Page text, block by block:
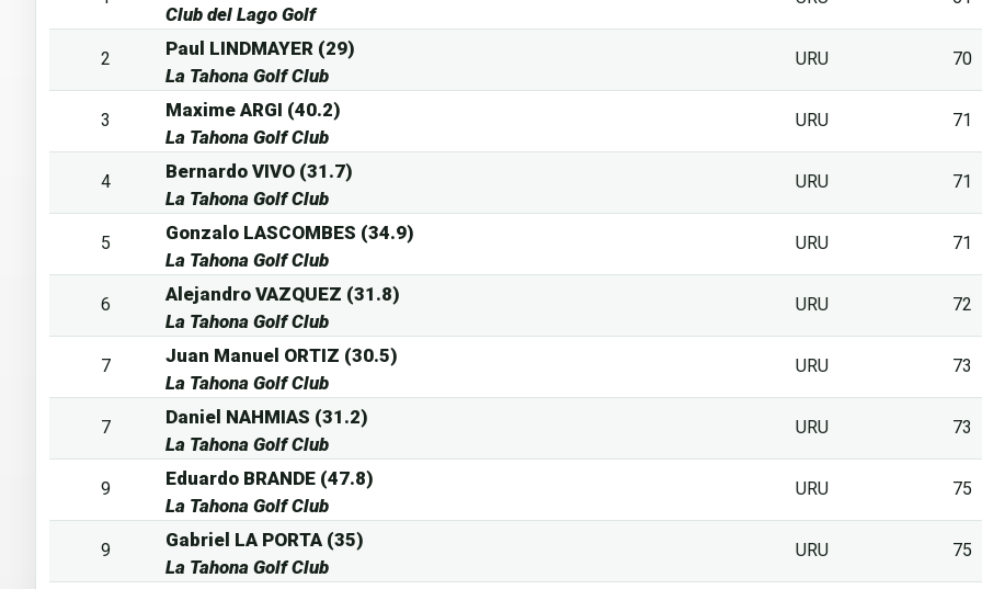
Club del Lago Golf
2
Paul LINDMAYER (29)
La Tahona Golf Club
URU 70
3
Maxime ARGI (40.2)
La Tahona Golf Club
URU 71
4
Bernardo VIVO (31.7)
La Tahona Golf Club
URU 71
5
Gonzalo LASCOMBES (34.9)
La Tahona Golf Club
URU 71
6
Alejandro VAZQUEZ (31.8)
La Tahona Golf Club
URU 72
7
Juan Manuel ORTIZ (30.5)
La Tahona Golf Club
URU 73
7
Daniel NAHMIAS (31.2)
La Tahona Golf Club
URU 73
9
Eduardo BRANDE (47.8)
La Tahona Golf Club
URU 75
9
Gabriel LA PORTA (35)
La Tahona Golf Club
URU 75